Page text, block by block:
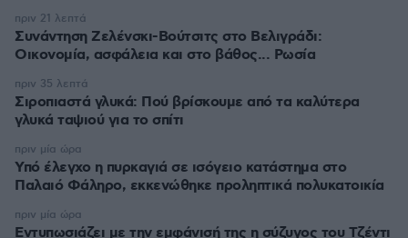
Συνάντηση Ζελένσκι-Βούτσιτς στο Βελιγράδι:
Οικονομία, ασφάλεια και στο βάθος... Ρωσία
πριν 21 λεπτά
Σιροπιαστά γλυκά: Πού βρίσκουμε από τα καλύτερα
γλυκά ταψιού για το σπίτι
πριν 35 λεπτά
Υπό έλεγχο η πυρκαγιά σε ισόγειο κατάστημα στο
Παλαιό Φάληρο, εκκενώθηκε προληπτικά πολυκατοικία
πριν μία ώρα
Εντυπωσιάζει με την εμφάνισή της η σύζυγος του Τζέντι
πριν μία ώρα